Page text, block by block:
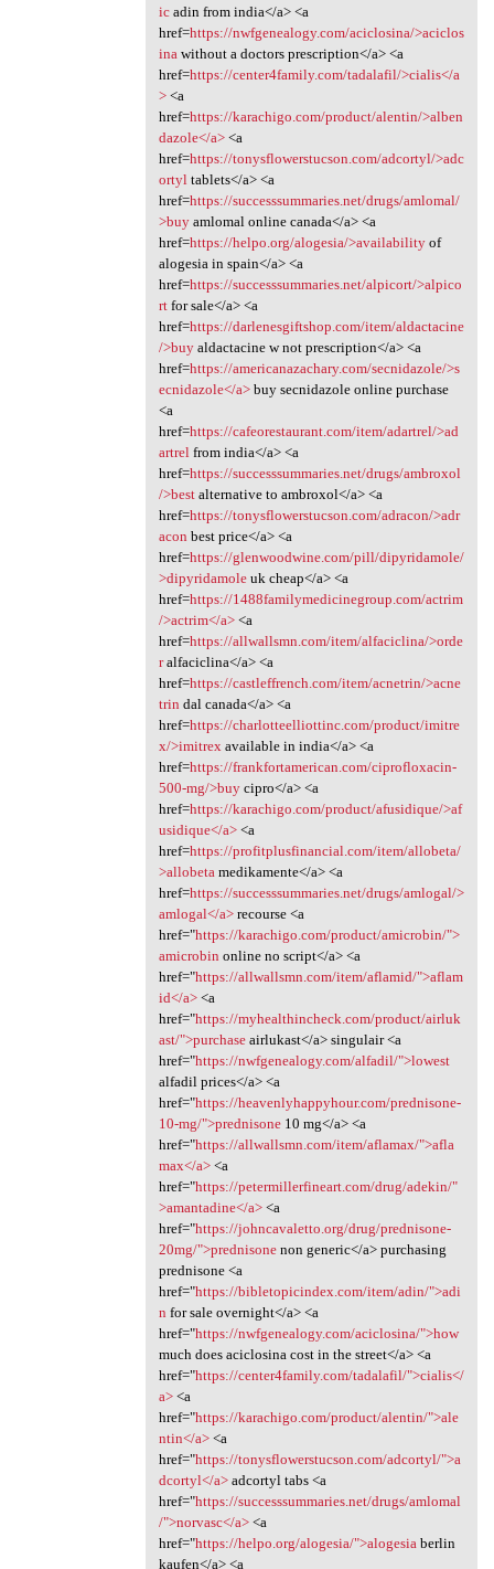
icadin from india</a> <a
href=https://nwfgenealogy.com/aciclosina/>aciclos
ina without a doctors prescription</a> <a
href=https://center4family.com/tadalafil/>cialis</a
><a
href=https://karachigo.com/product/alentin/>alben
dazole</a><a
href=https://tonysflowerstucson.com/adcortyl/>adc
ortyl tablets</a> <a
href=https://successsummaries.net/drugs/amlomal/
>buyamlomal online canada</a> <a
href=https://helpo.org/alogesia/>availabilityof
alogesia in spain</a> <a
href=https://successsummaries.net/alpicort/>alpico
rtfor sale</a> <a
href=https://darlenesgiftshop.com/item/aldactacine
/>buyaldactacine w not prescription</a> <a
href=https://americanazachary.com/secnidazole/>s
ecnidazole</a>buy secnidazole online purchase
<a
href=https://cafeorestaurant.com/item/adartrel/>ad
artrel from india</a> <a
href=https://successsummaries.net/drugs/ambroxol
/>bestalternative to ambroxol</a> <a
href=https://tonysflowerstucson.com/adracon/>adr
acon best price</a> <a
href=https://glenwoodwine.com/pill/dipyridamole/
>dipyridamoleuk cheap</a> <a
href=https://1488familymedicinegroup.com/actrim
/>actrim</a><a
href=https://allwallsmn.com/item/alfaciclina/>orde
ralfaciclina</a> <a
href=https://castleffrench.com/item/acnetrin/>acne
trin dal canada</a> <a
href=https://charlotteelliottinc.com/product/imitre
x/>imitrex available in india</a> <a
href=https://frankfortamerican.com/ciprofloxacin-
500-mg/>buycipro</a> <a
href=https://karachigo.com/product/afusidique/>af
usidique</a><a
href=https://profitplusfinancial.com/item/allobeta/
>allobeta medikamente</a> <a
href=https://successsummaries.net/drugs/amlogal/>
amlogal</a>recourse <a
href="https://karachigo.com/product/amicrobin/">
amicrobin online no script</a> <a
href="https://allwallsmn.com/item/aflamid/">aflam
id</a><a
href="https://myhealthincheck.com/product/airluk
ast/">purchaseairlukast</a> singulair <a
href="https://nwfgenealogy.com/alfadil/">lowest
alfadil prices</a> <a
href="https://heavenlyhappyhour.com/prednisone-
10-mg/">prednisone10 mg</a> <a
href="https://allwallsmn.com/item/aflamax/">afla
max</a><a
href="https://petermillerfineart.com/drug/adekin/"
>amantadine</a><a
href="https://johncavaletto.org/drug/prednisone-
20mg/">prednisonenon generic</a> purchasing
prednisone <a
href="https://bibletopicindex.com/item/adin/">adi
n for sale overnight</a> <a
href="https://nwfgenealogy.com/aciclosina/">how
much does aciclosina cost in the street</a> <a
href="https://center4family.com/tadalafil/">cialis</
a><a
href="https://karachigo.com/product/alentin/">ale
ntin</a><a
href="https://tonysflowerstucson.com/adcortyl/">a
dcortyl</a>adcortyl tabs <a
href="https://successsummaries.net/drugs/amlomal
/">norvasc</a><a
href="https://helpo.org/alogesia/">alogesia berlin
kaufen</a> <a